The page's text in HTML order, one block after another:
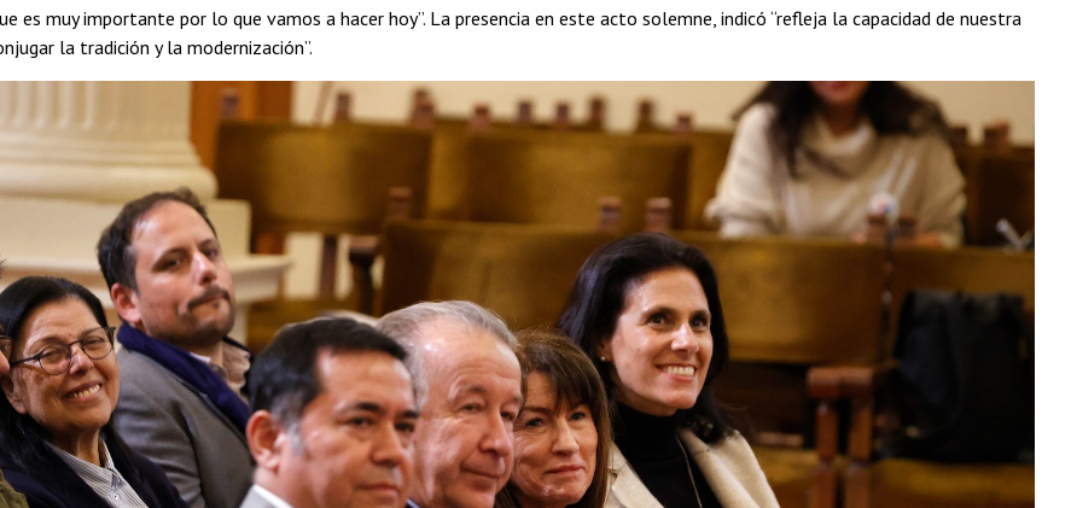
es muy importante por lo que vamos a hacer hoy”. La presencia en este acto solemne, indicó “refleja la capacidad de nuestra
la tradición y la modernización”.